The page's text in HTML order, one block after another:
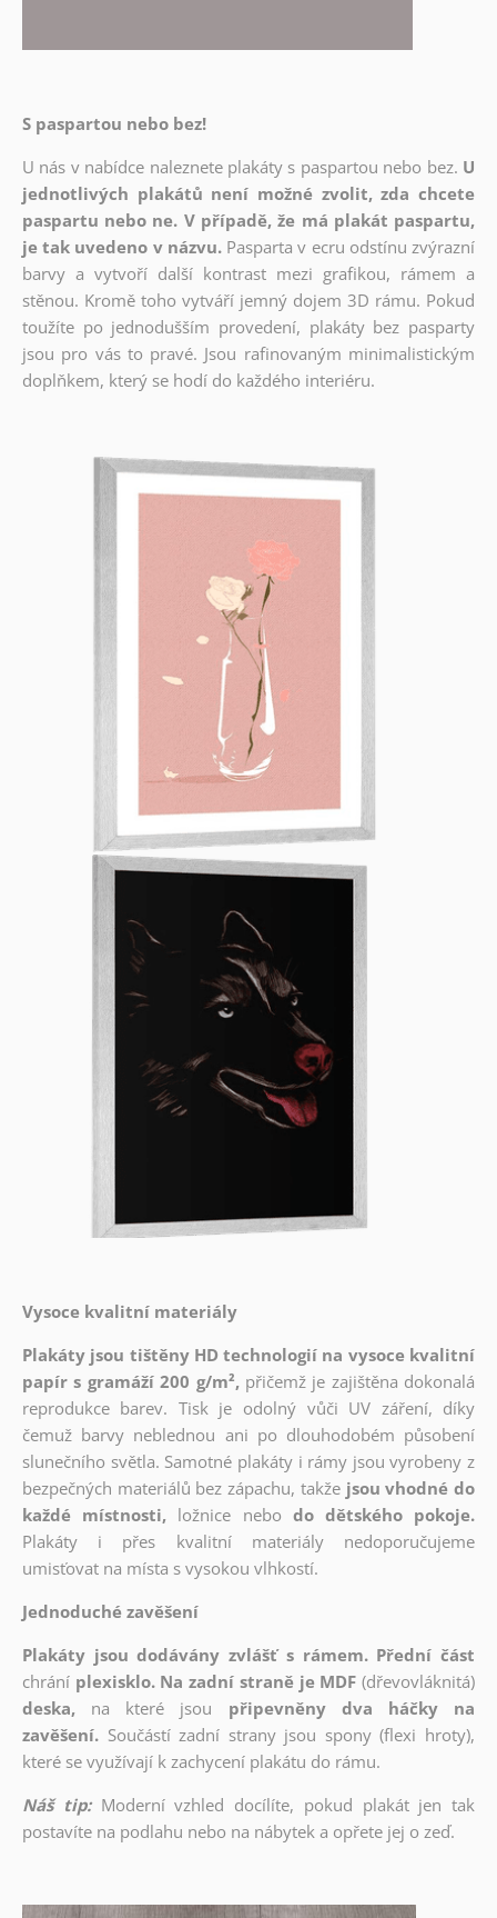
S paspartou nebo bez!
U nás v nabídce naleznete plakáty s paspartou nebo bez. U
jednotlivých plakátů není možné zvolit, zda chcete
paspartu nebo ne. V případě, že má plakát paspartu,
je tak uvedeno v názvu. Pasparta v ecru odstínu zvýrazní
barvy a vytvoří další kontrast mezi grafikou, rámem a
stěnou. Kromě toho vytváří jemný dojem 3D rámu. Pokud
toužíte po jednodušším provedení, plakáty bez pasparty
jsou pro vás to pravé. Jsou rafinovaným minimalistickým
doplňkem, který se hodí do každého interiéru.
Vysoce kvalitní materiály
Plakáty jsou tištěny HD technologií na vysoce kvalitní
papír s gramáží 200 g/m², přičemž je zajištěna dokonalá
reprodukce barev. Tisk je odolný vůči UV záření, díky
čemuž barvy neblednou ani po dlouhodobém působení
slunečního světla. Samotné plakáty i rámy jsou vyrobeny z
bezpečných materiálů bez zápachu, takže jsou vhodné do
každé místnosti, ložnice nebo do dětského pokoje.
Plakáty i přes kvalitní materiály nedoporučujeme
umisťovat na místa s vysokou vlhkostí.
Jednoduché zavěšení
Plakáty jsou dodávány zvlášť s rámem. Přední část
chrání plexisklo. Na zadní straně je MDF (dřevovláknitá)
deska,
na které jsou
připevněny dva háčky na
zavěšení. Součástí zadní strany jsou spony (flexi hroty),
které se využívají k zachycení plakátu do rámu.
Náš tip: Moderní vzhled docílíte, pokud plakát jen tak
postavíte na podlahu nebo na nábytek a opřete jej o zeď.